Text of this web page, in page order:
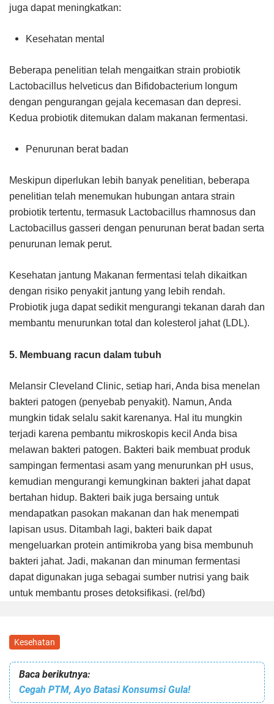
juga dapat meningkatkan:
Kesehatan mental
Beberapa penelitian telah mengaitkan strain probiotik
Lactobacillus helveticus dan Bifidobacterium longum
dengan pengurangan gejala kecemasan dan depresi.
Kedua probiotik ditemukan dalam makanan fermentasi.
Penurunan berat badan
Meskipun diperlukan lebih banyak penelitian, beberapa
penelitian telah menemukan hubungan antara strain
probiotik tertentu, termasuk Lactobacillus rhamnosus dan
Lactobacillus gasseri dengan penurunan berat badan serta
penurunan lemak perut.
Kesehatan jantung Makanan fermentasi telah dikaitkan
dengan risiko penyakit jantung yang lebih rendah.
Probiotik juga dapat sedikit mengurangi tekanan darah dan
membantu menurunkan total dan kolesterol jahat (LDL).
5. Membuang racun dalam tubuh
Melansir Cleveland Clinic, setiap hari, Anda bisa menelan
bakteri patogen (penyebab penyakit). Namun, Anda
mungkin tidak selalu sakit karenanya. Hal itu mungkin
terjadi karena pembantu mikroskopis kecil Anda bisa
melawan bakteri patogen. Bakteri baik membuat produk
sampingan fermentasi asam yang menurunkan pH usus,
kemudian mengurangi kemungkinan bakteri jahat dapat
bertahan hidup. Bakteri baik juga bersaing untuk
mendapatkan pasokan makanan dan hak menempati
lapisan usus. Ditambah lagi, bakteri baik dapat
mengeluarkan protein antimikroba yang bisa membunuh
bakteri jahat. Jadi, makanan dan minuman fermentasi
dapat digunakan juga sebagai sumber nutrisi yang baik
untuk membantu proses detoksifikasi. (rel/bd)
Kesehatan
Baca berikutnya:
Cegah PTM, Ayo Batasi Konsumsi Gula!